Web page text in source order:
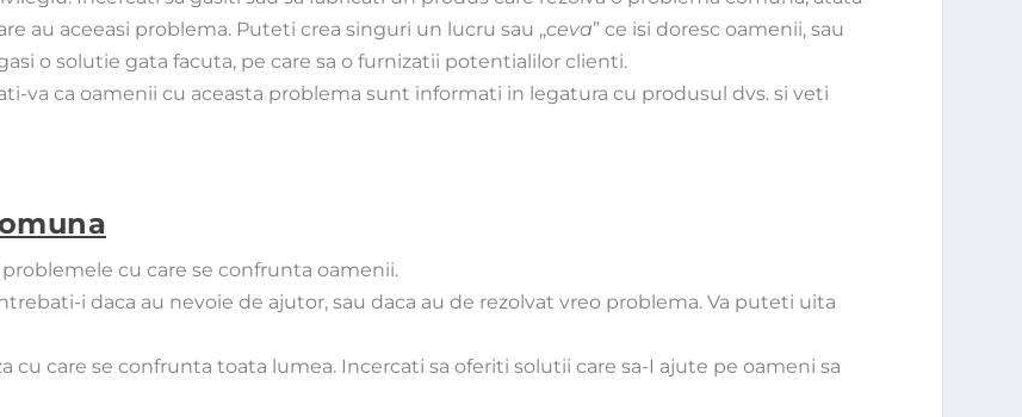
au aceeasi problema. Puteti crea singuri un lucru sau ,,ceva” ce isi doresc oamenii, sau
o solutie gata facuta, pe care sa o furnizatii potentialilor clienti.
va ca oamenii cu aceasta problema sunt informati in legatura cu produsul dvs. si veti
cu care se confrunta oamenii.
i daca au nevoie de ajutor, sau daca au de rezolvat vreo problema. Va puteti uita
cu care se confrunta toata lumea. Incercati sa oferiti solutii care sa-I ajute pe oameni sa